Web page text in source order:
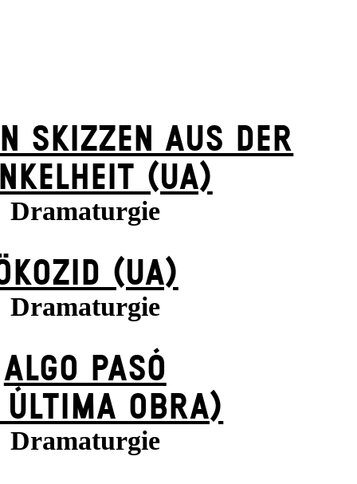
SKIZZEN AUS DER
(UA)
Dramaturgie
(UA)
Dramaturgie
ALGO PASÓ
OBRA)
Dramaturgie